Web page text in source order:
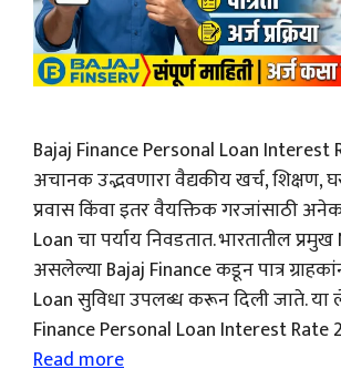
Bajaj Finance Personal Loan Interest
अचानक उद्भवणारा वैद्यकीय खर्च, शिक्षण,
प्रवास किंवा इतर वैयक्तिक गरजांसाठी
Loan चा पर्याय निवडतात. भारतातील
असलेल्या Bajaj Finance कडून पात्र
Loan सुविधा उपलब्ध करून दिली जाते. या
Finance Personal Loan Interest Rate
Read more